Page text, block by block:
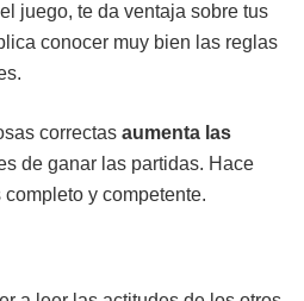
juego, te da ventaja sobre tus
conocer muy bien las reglas
correctas aumenta las
de ganar las partidas. Hace
y competente.